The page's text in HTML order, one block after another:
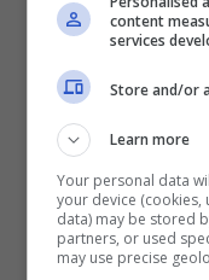
content
services
Store and/or
Learn more
Your personal data
your device
data) may be stored
partners, or used
may use precise